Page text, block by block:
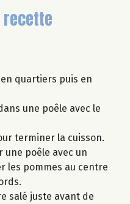
recette
quartiers puis en
une poêle avec le
terminer la cuisson.
une poêle avec un
les pommes au centre
salé juste avant de